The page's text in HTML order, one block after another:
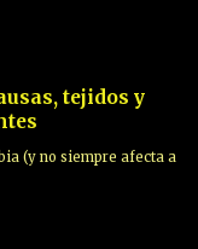
tejidos y
(y no siempre afecta a